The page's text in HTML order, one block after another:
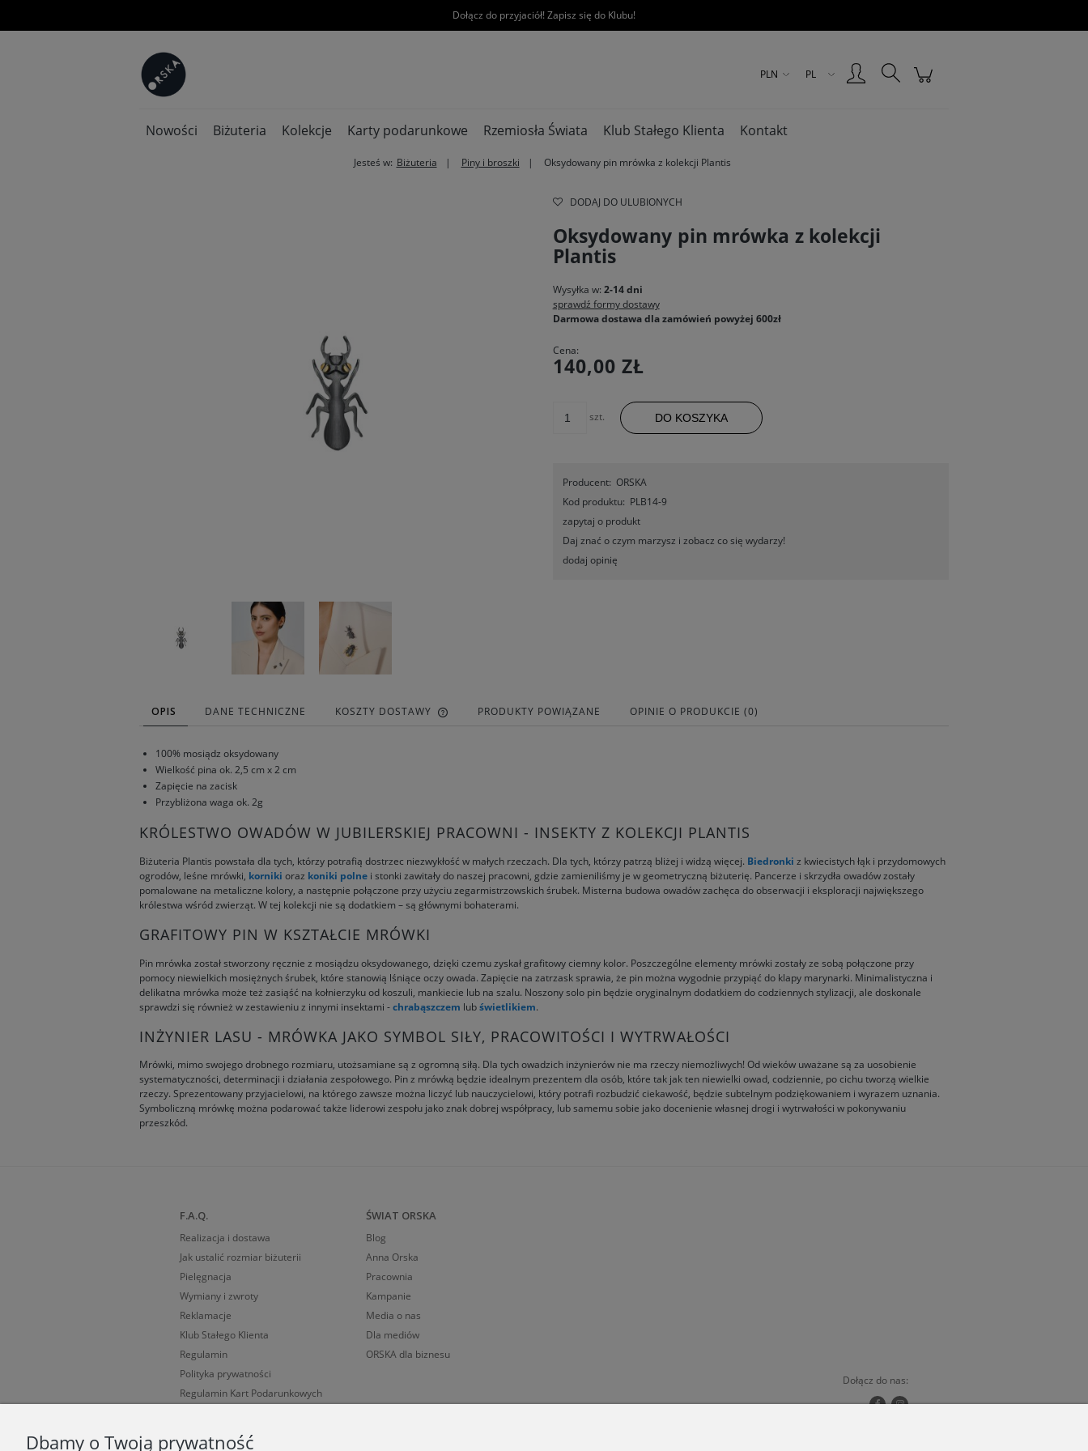
Dołącz do przyjaciół! Zapisz się do Klubu!
PLN PL
Nowości Biżuteria Kolekcje Karty podarunkowe Rzemiosła Świata Klub Stałego Klienta Kontakt
Jesteś w: Biżuteria Piny i broszki Oksydowany pin mrówka z kolekcji Plantis
DODAJ DO ULUBIONYCH
Oksydowany pin mrówka z kolekcji
Plantis
Wysyłka w: 2-14 dni
sprawdź formy dostawy
Darmowa dostawa dla zamówień powyżej 600zł
Cena:
140,00 ZŁ
szt. DO KOSZYKA
Producent: ORSKA
Kod produktu: PLB14-9
zapytaj o produkt
Daj znać o czym marzysz i zobacz co się wydarzy!
dodaj opinię
OPIS DANE TECHNICZNE KOSZTY DOSTAWY PRODUKTY POWIĄZANE OPINIE O PRODUKCIE (0)
100% mosiądz oksydowany
Wielkość pina ok. 2,5 cm x 2 cm
Zapięcie na zacisk
Przybliżona waga ok. 2g
KRÓLESTWO OWADÓW W JUBILERSKIEJ PRACOWNI - INSEKTY Z KOLEKCJI PLANTIS
Biżuteria Plantis powstała dla tych, którzy potrafią dostrzec niezwykłość w małych rzeczach. Dla tych, którzy patrzą bliżej i widzą więcej. Biedronki z kwiecistych łąk i przydomowych
ogrodów, leśne mrówki, korniki oraz koniki polne i stonki zawitały do naszej pracowni, gdzie zamieniliśmy je w geometryczną biżuterię. Pancerze i skrzydła owadów zostały
pomalowane na metaliczne kolory, a następnie połączone przy użyciu zegarmistrzowskich śrubek. Misterna budowa owadów zachęca do obserwacji i eksploracji największego
królestwa wśród zwierząt. W tej kolekcji nie są dodatkiem – są głównymi bohaterami.
GRAFITOWY PIN W KSZTAŁCIE MRÓWKI
Pin mrówka został stworzony ręcznie z mosiądzu oksydowanego, dzięki czemu zyskał grafitowy ciemny kolor. Poszczególne elementy mrówki zostały ze sobą połączone przy
pomocy niewielkich mosiężnych śrubek, które stanowią lśniące oczy owada. Zapięcie na zatrzask sprawia, że pin można wygodnie przypiąć do klapy marynarki. Minimalistyczna i
delikatna mrówka może też zasiąść na kołnierzyku od koszuli, mankiecie lub na szalu. Noszony solo pin będzie oryginalnym dodatkiem do codziennych stylizacji, ale doskonale
sprawdzi się również w zestawieniu z innymi insektami -chrabąszczem lubświetlikiem.
INŻYNIER LASU - MRÓWKA JAKO SYMBOL SIŁY, PRACOWITOŚCI I WYTRWAŁOŚCI
Mrówki, mimo swojego drobnego rozmiaru, utożsamiane są z ogromną siłą. Dla tych owadzich inżynierów nie ma rzeczy niemożliwych! Od wieków uważane są za uosobienie
systematyczności, determinacji i działania zespołowego. Pin z mrówką będzie idealnym prezentem dla osób, które tak jak ten niewielki owad, codziennie, po cichu tworzą wielkie
rzeczy. Sprezentowany przyjacielowi, na którego zawsze można liczyć lub nauczycielowi, który potrafi rozbudzić ciekawość, będzie subtelnym podziękowaniem i wyrazem uznania.
Symboliczną mrówkę można podarować także liderowi zespołu jako znak dobrej współpracy, lub samemu sobie jako docenienie własnej drogi i wytrwałości w pokonywaniu
przeszkód.
F.A.Q.
Realizacja i dostawa
Jak ustalić rozmiar biżuterii
Pielęgnacja
Wymiany i zwroty
Reklamacje
Klub Stałego Klienta
Regulamin
Polityka prywatności
Regulamin Kart Podarunkowych
ŚWIAT ORSKA
Blog
Anna Orska
Pracownia
Kampanie
Media o nas
Dla mediów
ORSKA dla biznesu
Dołącz do nas:
Dbamy o Twoją prywatność